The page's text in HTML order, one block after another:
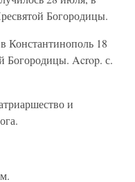
Богородицы.
Константинополь 18
Богородицы. Acrop. с.
и